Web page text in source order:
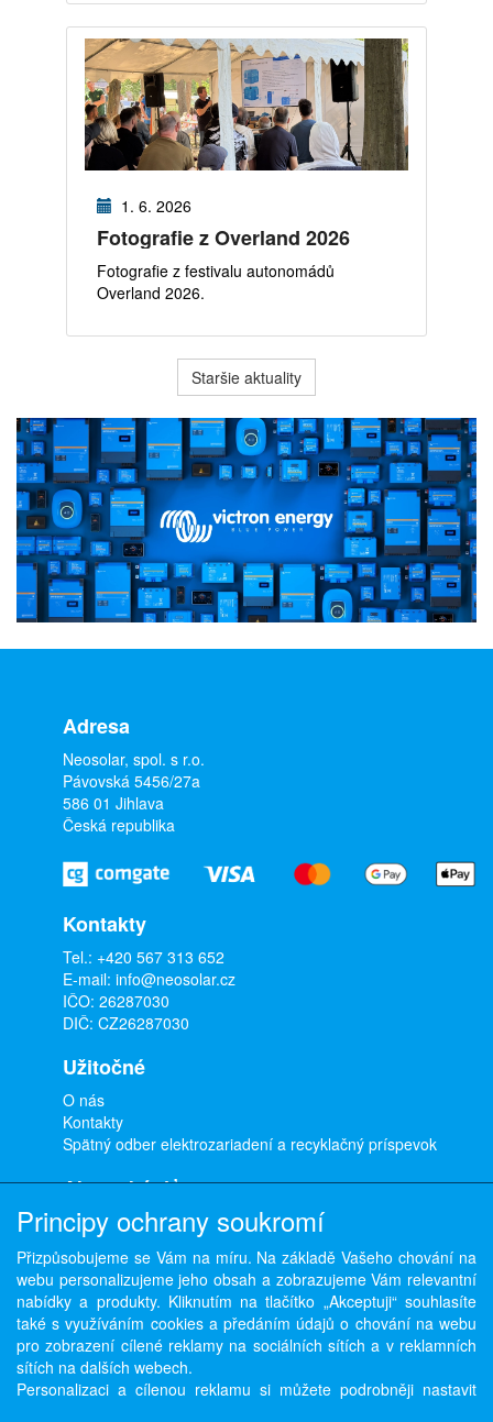
1. 6. 2026
Fotografie z Overland 2026
Fotografie z festivalu autonomádů
Overland 2026.
Staršie aktuality
Adresa
Neosolar, spol. s r.o.
Pávovská 5456/27a
586 01 Jihlava
Česká republika
Kontakty
Tel.: +420 567 313 652
E-mail: info@neosolar.cz
IČO: 26287030
DIČ: CZ26287030
Užitočné
O nás
Kontakty
Spätný odber elektrozariadení a recyklačný príspevok
Ako nakúpiť
Doprava a platba
Obchodné podmienky
Ochrana osobných údajov
Odstúpenie od zmluvy
Copyright © ABRA Software a.s. 2026,
Principy ochrany soukromí
Přizpůsobujeme se Vám na míru. Na základě Vašeho chování na
webu personalizujeme jeho obsah a zobrazujeme Vám relevantní
nabídky a produkty. Kliknutím na tlačítko „Akceptuji“ souhlasíte
také s využíváním cookies a předáním údajů o chování na webu
pro zobrazení cílené reklamy na sociálních sítích a v reklamních
sítích na dalších webech.
Personalizaci a cílenou reklamu si můžete podrobněji nastavit